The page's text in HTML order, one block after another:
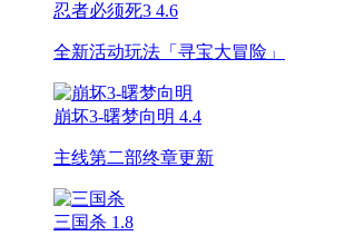
忍者必须死3 4.6
全新活动玩法「寻宝大冒险」
崩坏3-曙梦向明 4.4
主线第二部终章更新
三国杀 1.8